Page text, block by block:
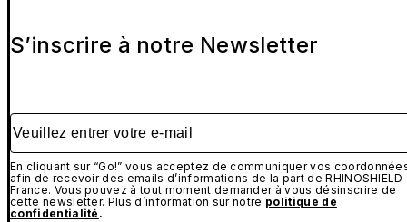
S’inscrire à notre Newsletter
Veuillez entrer votre e-mail
En cliquant sur “Go!” vous acceptez de communiquer vos
afin de recevoir des emails d’informations de la part de RHINOSHIELD
France. Vous pouvez à tout moment demander à vous désinscrire de
cette newsletter. Plus d’information sur notre politique de
confidentialité .